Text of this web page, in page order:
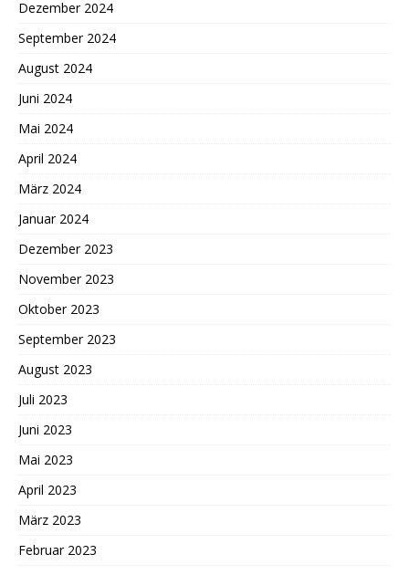
Dezember 2024
September 2024
August 2024
Juni 2024
Mai 2024
April 2024
März 2024
Januar 2024
Dezember 2023
November 2023
Oktober 2023
September 2023
August 2023
Juli 2023
Juni 2023
Mai 2023
April 2023
März 2023
Februar 2023